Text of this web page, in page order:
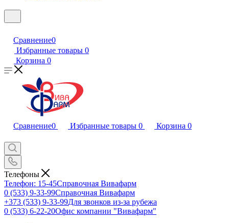
Сравнение0
Избранные товары 0
Корзина 0
Сравнение0 Избранные товары 0 Корзина 0
Телефоны
Телефон: 15-45Справочная Вивафарм
0 (533) 9-33-99Справочная Вивафарм
+373 (533) 9-33-99Для звонков из-за рубежа
0 (533) 6-22-20Офис компании "Вивафарм"